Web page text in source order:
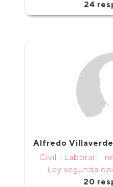
24
Alfredo
Civil | Laboral |
Ley segunda
20